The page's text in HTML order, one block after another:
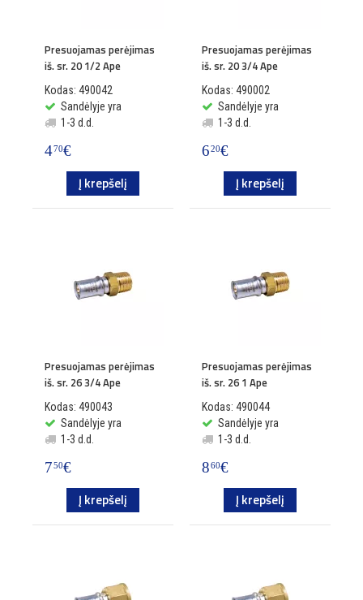
Presuojamas perėjimas
iš. sr. 20 1/2 Ape
Kodas: 490042
Sandėlyje yra
1-3 d.d.
470€
Į krepšelį
Presuojamas perėjimas
iš. sr. 20 3/4 Ape
Kodas: 490002
Sandėlyje yra
1-3 d.d.
620€
Į krepšelį
Presuojamas perėjimas
iš. sr. 26 3/4 Ape
Kodas: 490043
Sandėlyje yra
1-3 d.d.
750€
Į krepšelį
Presuojamas perėjimas
iš. sr. 26 1 Ape
Kodas: 490044
Sandėlyje yra
1-3 d.d.
860€
Į krepšelį